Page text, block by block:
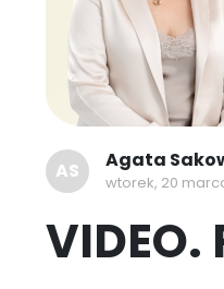
AS Agata
wtorek, 20